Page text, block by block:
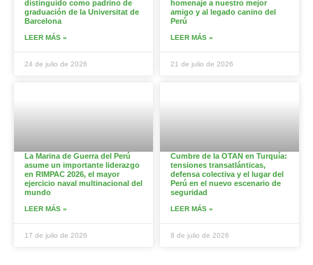
distinguido como padrino de
graduación de la Universitat de
Barcelona
LEER MÁS »
24 de julio de 2026
homenaje a nuestro mejor
amigo y al legado canino del
Perú
LEER MÁS »
21 de julio de 2026
La Marina de Guerra del Perú
asume un importante liderazgo
en RIMPAC 2026, el mayor
ejercicio naval multinacional del
mundo
LEER MÁS »
17 de julio de 2026
Cumbre de la OTAN en Turquía:
tensiones transatlánticas,
defensa colectiva y el lugar del
Perú en el nuevo escenario de
seguridad
LEER MÁS »
8 de julio de 2026